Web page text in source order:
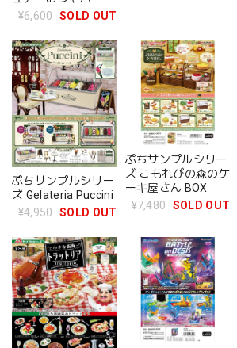
ィーだゾ〜 BOX
¥6,600 SOLD OUT
ぷちサンプルシリー
ズ Gelateria Puccini
¥4,950
SOLD OUT
ぷちサンプルシリー
ズ こもれびの森のケ
ーキ屋さん BOX
¥7,480
SOLD OUT